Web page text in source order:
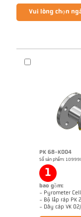
Vui lòng chọn
PK 68-K004
Số sản phẩm:
1
bao gồm:
- Pyrometer
- Bộ lắp ráp PK
- Dây cáp VK
Brochure CellaTemp